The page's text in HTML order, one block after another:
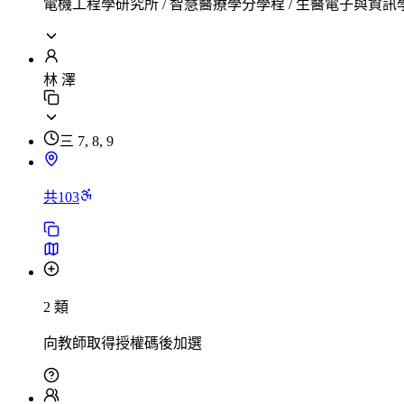
電機工程學研究所 / 智慧醫療學分學程 / 生醫電子與資訊
林 澤
三 7, 8, 9
共103
2 類
向教師取得授權碼後加選